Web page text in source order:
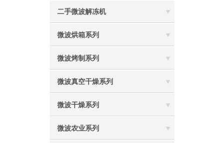
二手微波解冻机
微波烘箱系列
微波烤制系列
微波真空干燥系列
微波干燥系列
微波农业系列